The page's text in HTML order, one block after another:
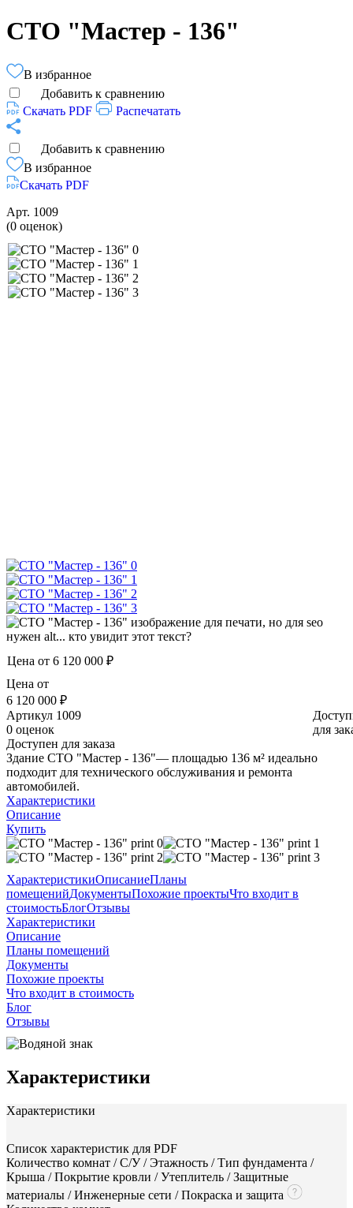
СТО "Мастер - 136"
В избранное
Добавить к сравнению
Скачать PDF
Распечатать
Добавить к сравнению
В избранное
Скачать PDF
Арт. 1009
(0 оценок)
Цена от 6 120 000 ₽
Цена от
6 120 000 ₽
для
Артикул 1009
0 оценок
Доступен для заказа
Здание СТО "Мастер - 136"— площадью 136 м² идеально
подходит для технического обслуживания и ремонта
автомобилей.
Характеристики
Описание
Купить
ХарактеристикиОписаниеПланы
помещенийДокументыПохожие проектыЧто входит в
стоимостьБлогОтзывы
Характеристики
Описание
Планы помещений
Документы
Похожие проекты
Что входит в стоимость
Блог
Отзывы
Характеристики
Характеристики
Список характеристик для PDF
Количество комнат / С/У / Этажность / Тип фундамента /
Крыша / Покрытие кровли / Утеплитель / Защитные
материалы / Инженерные сети / Покраска и защита